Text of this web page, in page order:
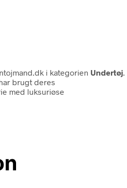
i kategorien Undertøj
brugt deres
med luksuriøse